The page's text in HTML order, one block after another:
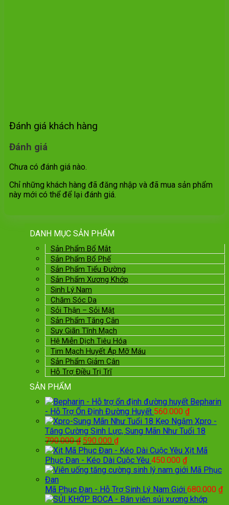
Đánh giá khách hàng
Đánh giá
Chưa có đánh giá nào.
Chỉ những khách hàng đã đăng nhập và đã mua sản phẩm
này mới có thể để lại đánh giá.
DANH MỤC SẢN PHẨM
Sản Phẩm Bổ Mắt
Sản Phẩm Bổ Phế
Sản Phẩm Tiểu Đường
Sản Phẩm Xương Khớp
Sinh Lý Nam
Chăm Sóc Da
Sỏi Thận – Sỏi Mật
Sản Phẩm Tăng Cân
Suy Giãn Tĩnh Mạch
Hệ Miễn Dịch Tiêu Hóa
Tim Mạch Huyết Áp Mỡ Máu
Sản Phẩm Giảm Cân
Hỗ Trợ Điều Trị Trĩ
SẢN PHẨM
Bepharin
- Hỗ Trợ Ổn Định Đường Huyết 560.000 ₫
Kẹo Ngậm Xpro -
Tăng Cường Sinh Lực, Sung Mãn Như Tuổi 18
790.000₫ Giá
gốc
là:
790.000 ₫.
590.000 ₫Giá
hiện
tại
là:
Xịt Mã
Phục Đan - Kéo Dài Cuộc Yêu 450.000 ₫
Mã Phục Đan - Hỗ Trợ Sinh Lý Nam Giới 680.000 ₫